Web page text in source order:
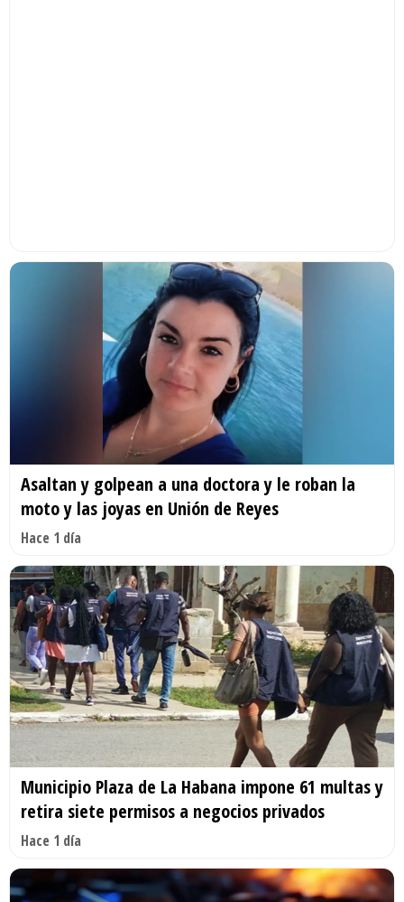
Asaltan y golpean a una doctora y le roban la
moto y las joyas en Unión de Reyes
Hace 1 día
Municipio Plaza de La Habana impone 61 multas y
retira siete permisos a negocios privados
Hace 1 día